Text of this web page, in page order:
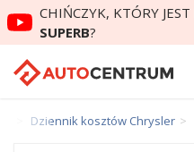
CHIŃCZYK, KTÓRY JEST
SUPERB?
Dziennik kosztów Chrysler